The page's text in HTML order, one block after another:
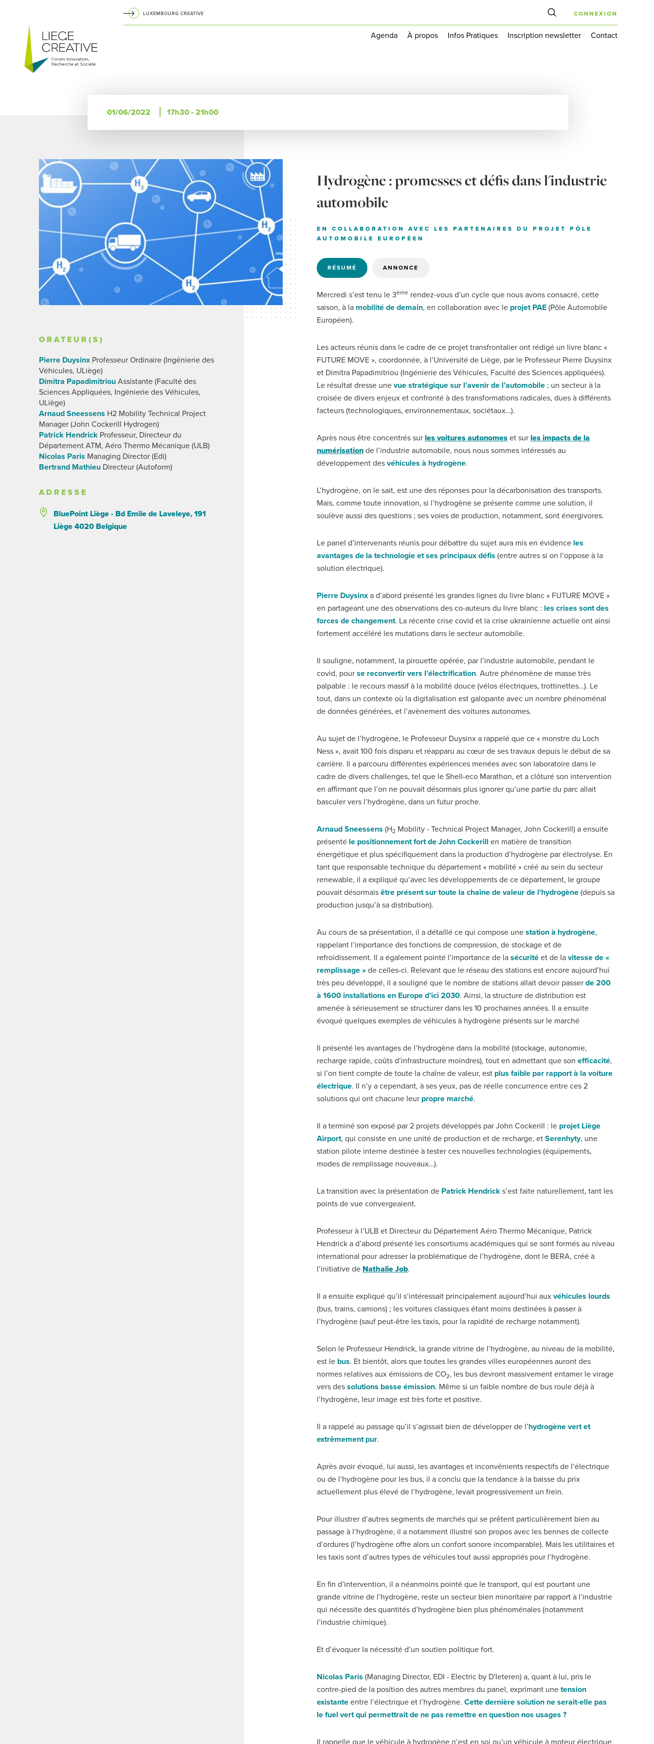
principal
LUXEMBOURG CREATIVE
Navigation
Agenda À propos Infos Pratiques Inscription newsletter Contact
CONNEXION
01/06/2022 17h30 - 21h00
ORATEUR(S)
Pierre Duysinx Professeur Ordinaire (Ingénierie des
Véhicules, ULiège)
Dimitra Papadimitriou Assistante (Faculté des
Sciences Appliquées, Ingénierie des Véhicules,
ULiège)
Arnaud Sneessens H2 Mobility Technical Project
Manager (John Cockerill Hydrogen)
Patrick Hendrick Professeur, Directeur du
Département ATM, Aéro Thermo Mécanique (ULB)
Nicolas Paris Managing Director (Edi)
Bertrand Mathieu Directeur (Autoform)
ADRESSE
BluePoint Liège - Bd Emile de Laveleye, 191
Liège 4020 Belgique
Hydrogène : promesses et défis dans l'industrie
automobile
EN COLLABORATION AVEC LES PARTENAIRES DU PROJET PÔLE
AUTOMOBILE EUROPÉEN
RÉSUMÉ
(ONGLET
ANNONCE
Mercredi s’est tenu le 3ème rendez-vous d’un cycle que nous avons consacré, cette
saison, à la mobilité de demain, en collaboration avec le projet PAE (Pôle Automobile
Européen).
Les acteurs réunis dans le cadre de ce projet transfrontalier ont rédigé un livre blanc «
FUTURE MOVE », coordonnée, à l’Université de Liège, par le Professeur Pierre Duysinx
et Dimitra Papadimitriou (Ingénierie des Véhicules, Faculté des Sciences appliquées).
Le résultat dresse unevue stratégique sur l’avenir de l’automobile ; un secteur à la
croisée de divers enjeux et confronté à des transformations radicales, dues à différents
facteurs (technologiques, environnementaux, sociétaux…).
Après nous être concentrés surles voitures autonomes et surles impacts de la
numérisation de l’industrie automobile, nous nous sommes intéressés au
développement desvéhicules à hydrogène.
L’hydrogène, on le sait, est une des réponses pour la décarbonisation des transports.
Mais, comme toute innovation, si l’hydrogène se présente comme une solution, il
soulève aussi des questions ; ses voies de production, notamment, sont énergivores.
Le panel d’intervenants réunis pour débattre du sujet aura mis en évidence les
avantages de la technologie et ses principaux défis (entre autres si on l’oppose à la
solution électrique).
Pierre Duysinx a d’abord présenté les grandes lignes du livre blanc « FUTURE MOVE »
en partageant une des observations des co-auteurs du livre blanc : les crises sont des
forces de changement. La récente crise covid et la crise ukrainienne actuelle ont ainsi
fortement accéléré les mutations dans le secteur automobile.
Il souligne, notamment, la pirouette opérée, par l’industrie automobile, pendant le
covid, pourse reconvertir vers l’électrification. Autre phénomène de masse très
palpable : le recours massif à la mobilité douce (vélos électriques, trottinettes…). Le
tout, dans un contexte où la digitalisation est galopante avec un nombre phénoménal
de données générées, et l’avènement des voitures autonomes.
Au sujet de l’hydrogène, le Professeur Duysinx a rappelé que ce « monstre du Loch
Ness », avait 100 fois disparu et réapparu au cœur de ses travaux depuis le début de sa
carrière. Il a parcouru différentes expériences menées avec son laboratoire dans le
cadre de divers challenges, tel que le Shell-eco Marathon, et a clôturé son intervention
en affirmant que l’on ne pouvait désormais plus ignorer qu’une partie du parc allait
basculer vers l’hydrogène, dans un futur proche.
Arnaud Sneessens (H2 Mobility - Technical Project Manager, John Cockerill) a ensuite
présenté le positionnement fort de John Cockerillen matière de transition
énergétique et plus spécifiquement dans la production d’hydrogène par électrolyse. En
tant que responsable technique du département « mobilité » créé au sein du secteur
renewable, il a expliqué qu’avec les développements de ce département, le groupe
pouvait désormaisêtre présent sur toute la chaîne de valeur de l’hydrogène (depuis sa
production jusqu’à sa distribution).
Au cours de sa présentation, il a détaillé ce qui compose unestation à hydrogène,
rappelant l’importance des fonctions de compression, de stockage et de
refroidissement. Il a également pointé l’importance de lasécurité et de lavitesse de «
remplissage » de celles-ci. Relevant que le réseau des stations est encore aujourd’hui
très peu développé, il a souligné que le nombre de stations allait devoir passerde 200
à 1600 installations en Europe d’ici 2030. Ainsi, la structure de distribution est
amenée à sérieusement se structurer dans les 10 prochaines années. Il a ensuite
évoqué quelques exemples de véhicules à hydrogène présents sur le marché
Il présenté les avantages de l’hydrogène dans la mobilité (stockage, autonomie,
recharge rapide, coûts d’infrastructure moindres), tout en admettant que sonefficacité,
si l’on tient compte de toute la chaîne de valeur, est plus faible par rapport à la voiture
électrique. Il n’y a cependant, à ses yeux, pas de réelle concurrence entre ces 2
solutions qui ont chacune leur propre marché.
Il a terminé son exposé par 2 projets développés par John Cockerill : le projet Liège
Airport, qui consiste en une unité de production et de recharge, etSerenhyty, une
station pilote interne destinée à tester ces nouvelles technologies (équipements,
modes de remplissage nouveaux…).
La transition avec la présentation de Patrick Hendrick s’est faite naturellement, tant les
points de vue convergeaient.
Professeur à l’ULB et Directeur du Département Aéro Thermo Mécanique, Patrick
Hendrick a d’abord présenté les consortiums académiques qui se sont formés au niveau
international pour adresser la problématique de l’hydrogène, dont le BERA, créé à
l’initiative de Nathalie Job.
Il a ensuite expliqué qu’il s’intéressait principalement aujourd’hui auxvéhicules lourds
(bus, trains, camions) ; les voitures classiques étant moins destinées à passer à
l’hydrogène (sauf peut-être les taxis, pour la rapidité de recharge notamment).
Selon le Professeur Hendrick, la grande vitrine de l’hydrogène, au niveau de la mobilité,
est le bus. Et bientôt, alors que toutes les grandes villes européennes auront des
normes relatives aux émissions de CO2, les bus devront massivement entamer le virage
vers dessolutions basse émission. Même si un faible nombre de bus roule déjà à
l’hydrogène, leur image est très forte et positive.
Il a rappelé au passage qu’il s’agissait bien de développer de l’hydrogène vert et
extrêmement pur.
Après avoir évoqué, lui aussi, les avantages et inconvénients respectifs de l’électrique
ou de l’hydrogène pour les bus, il a conclu que la tendance à la baisse du prix
actuellement plus élevé de l’hydrogène, levait progressivement un frein.
Pour illustrer d’autres segments de marchés qui se prêtent particulièrement bien au
passage à l’hydrogène, il a notamment illustré son propos avec les bennes de collecte
d’ordures (l’hydrogène offre alors un confort sonore incomparable). Mais les utilitaires et
les taxis sont d’autres types de véhicules tout aussi appropriés pour l’hydrogène.
En fin d’intervention, il a néanmoins pointé que le transport, qui est pourtant une
grande vitrine de l’hydrogène, reste un secteur bien minoritaire par rapport à l’industrie
qui nécessite des quantités d’hydrogène bien plus phénoménales (notamment
l’industrie chimique).
Et d’évoquer la nécessité d’un soutien politique fort.
Nicolas Paris (Managing Director, EDI - Electric by D'Ieteren) a, quant à lui, pris le
contre-pied de la position des autres membres du panel, exprimant unetension
existante entre l’électrique et l’hydrogène.Cette dernière solution ne serait-elle pas
le fuel vert qui permettrait de ne pas remettre en question nos usages ?
Il rappelle que le véhicule à hydrogène n’est en soi qu’un véhicule à moteur électrique